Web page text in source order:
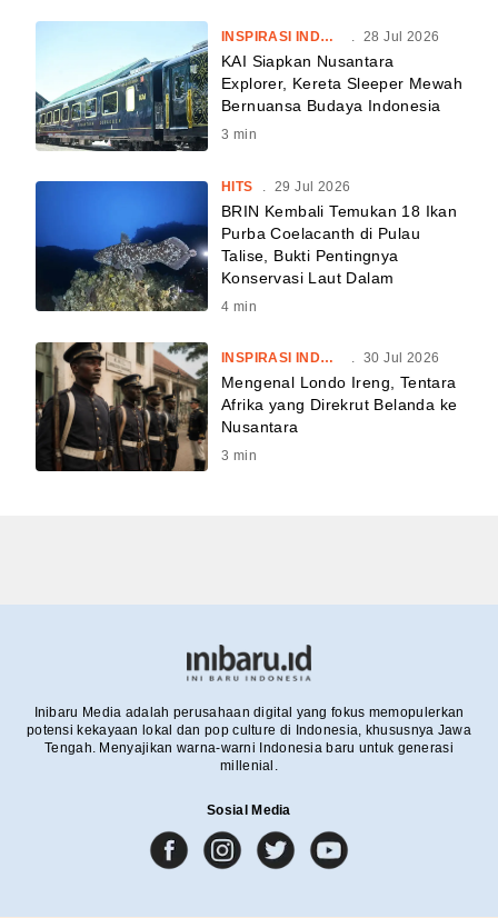
INSPIRASI INDONESIA . 28 Jul 2026
KAI Siapkan Nusantara
Explorer, Kereta Sleeper Mewah
Bernuansa Budaya Indonesia
3 min
HITS 29 Jul 2026
BRIN Kembali Temukan 18 Ikan
Purba Coelacanth di Pulau
Talise, Bukti Pentingnya
Konservasi Laut Dalam
4 min
INSPIRASI INDONESIA 30 Jul 2026
Mengenal Londo Ireng, Tentara
Afrika yang Direkrut Belanda ke
Nusantara
3 min
Inibaru Media adalah perusahaan digital yang fokus memopulerkan
potensi kekayaan lokal dan pop culture di Indonesia, khususnya Jawa
Tengah. Menyajikan warna-warni Indonesia baru untuk generasi
millenial.
Sosial Media